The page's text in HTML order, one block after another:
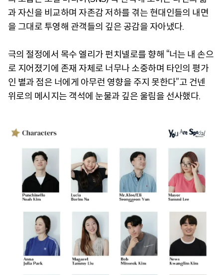
과 자신을 비교하며 자존감 저하를 겪는 현대인들의 내면
을 그대로 투영해 관객들의 깊은 공감을 자아냈다.
극의 절정에서 목수 엘리가 펀치넬로를 향해 “너는 내 손으
로 지어졌기에 존재 자체로 너무나 소중하며 타인의 평가
인 별과 점은 너에게 아무런 영향을 주지 못한다”고 건넨
위로의 메시지는 객석에 눈물과 깊은 울림을 선사했다.